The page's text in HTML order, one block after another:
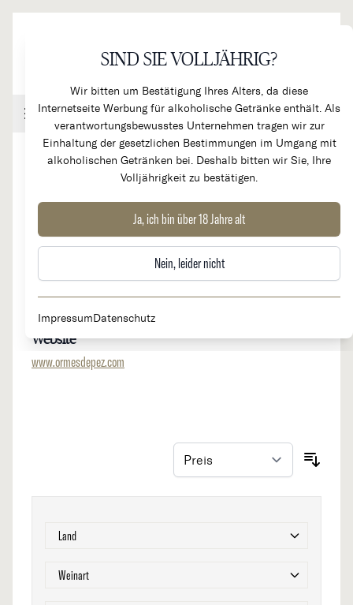
SIND SIE VOLLJÄHRIG?
Wir bitten um Bestätigung Ihres Alters, da diese
Internetseite Werbung für alkoholische Getränke enthält. Als
verantwortungsbewusstes Unternehmen tragen wir zur
Einhaltung der gesetzlichen Bestimmungen im Umgang mit
alkoholischen Getränken bei. Deshalb bitten wir Sie, Ihre
Volljährigkeit zu bestätigen.
Ja, ich bin über 18 Jahre alt
Nein, leider nicht
ImpressumDatenschutz
Handel & Gastronomie Kundenkonto Warenkorb
Chateau Les Ormes de Pez
Herkunftsland
Frankreich
Region
Bordeaux, St. Estèphe
Website
www.ormesdepez.com
LandFilter
WeinartFilter